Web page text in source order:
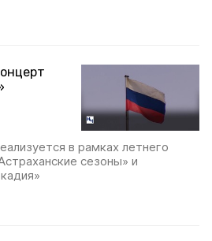
в рамках летнего
сезоны» и